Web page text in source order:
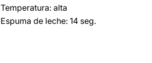
Temperatura: alta
Espuma de leche: 14 seg.